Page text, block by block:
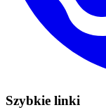
Szybkie linki